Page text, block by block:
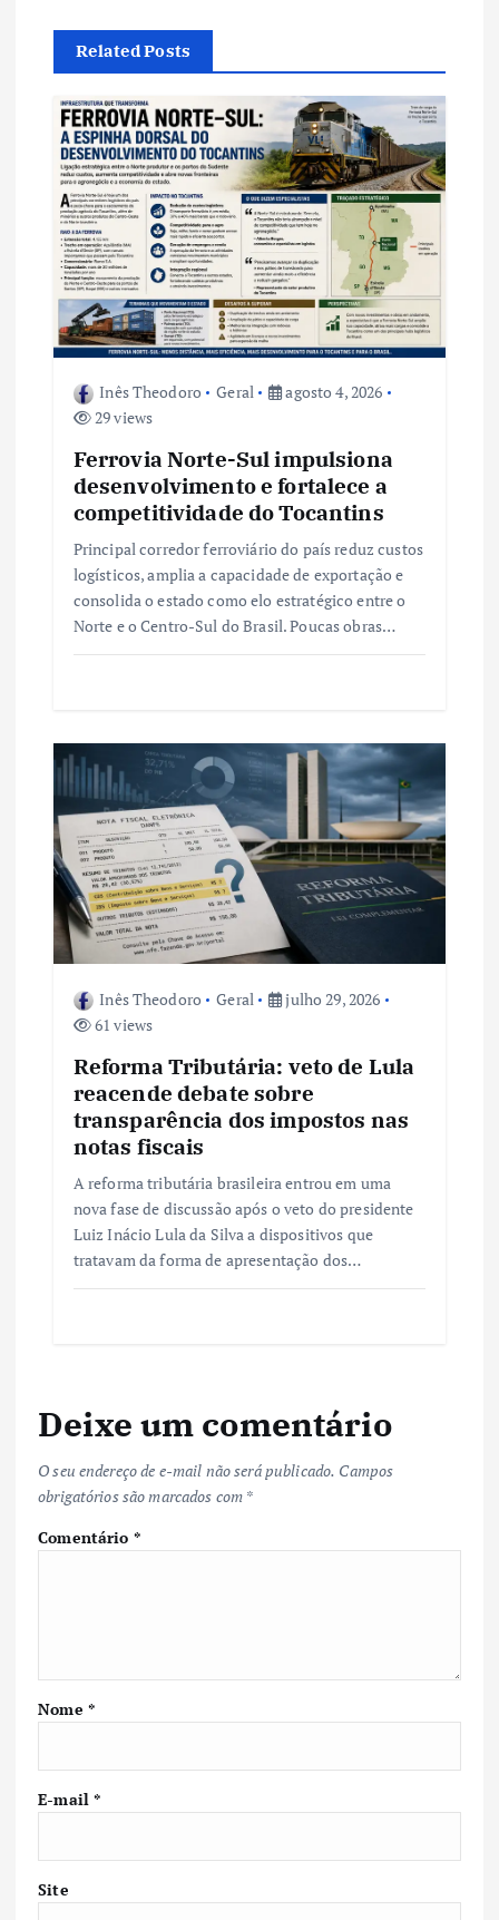
ç
ã
o
d
e
P
o
Related Posts
Inês Theodoro Geral
agosto 4, 2026
29 views
Ferrovia Norte-Sul impulsiona
desenvolvimento e fortalece a
competitividade do Tocantins
Principal corredor ferroviário do país reduz custos
logísticos, amplia a capacidade de exportação e
consolida o estado como elo estratégico entre o
Norte e o Centro-Sul do Brasil. Poucas obras…
Inês Theodoro Geral
julho 29, 2026
61 views
Reforma Tributária: veto de Lula
reacende debate sobre
transparência dos impostos nas
notas fiscais
A reforma tributária brasileira entrou em uma
nova fase de discussão após o veto do presidente
Luiz Inácio Lula da Silva a dispositivos que
tratavam da forma de apresentação dos…
Deixe um comentário
O seu endereço de e-mail não será publicado. Campos
obrigatórios são marcados com *
Comentário *
Nome *
E-mail*
Site